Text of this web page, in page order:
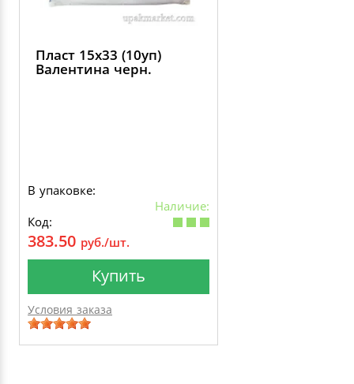
Пласт 15х33 (10уп)
Валентина черн.
В упаковке:
Наличие:
Код:
383.50 руб./шт.
Купить
Условия заказа